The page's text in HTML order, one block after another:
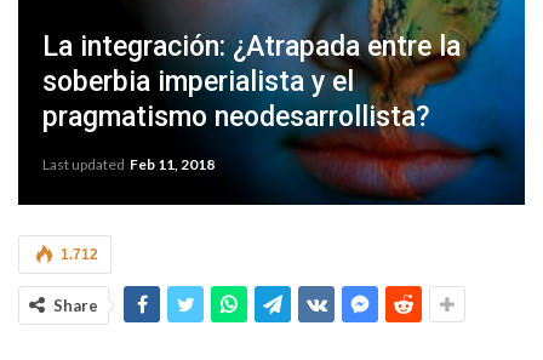
La integración: ¿Atrapada entre la
soberbia imperialista y el
pragmatismo neodesarrollista?
Last updated Feb 11, 2018
1.712
Share